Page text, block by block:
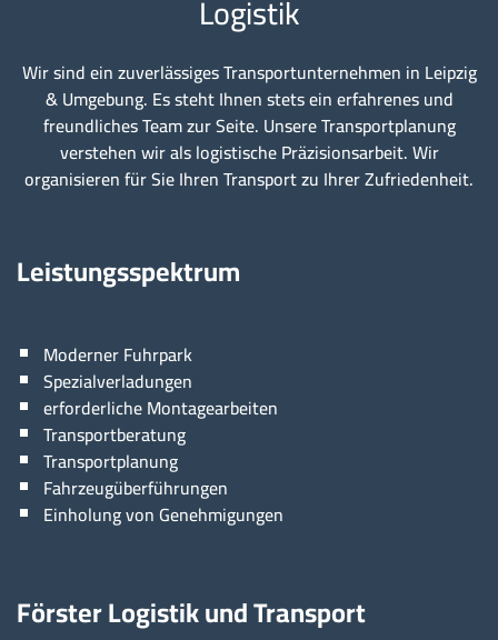
Logistik
Wir sind ein zuverlässiges Transportunternehmen in Leipzig
& Umgebung. Es steht Ihnen stets ein erfahrenes und
freundliches Team zur Seite. Unsere Transportplanung
verstehen wir als logistische Präzisionsarbeit. Wir
organisieren für Sie Ihren Transport zu Ihrer Zufriedenheit.
Leistungsspektrum
Moderner Fuhrpark
Spezialverladungen
erforderliche Montagearbeiten
Transportberatung
Transportplanung
Fahrzeugüberführungen
Einholung von Genehmigungen
Förster Logistik und Transport